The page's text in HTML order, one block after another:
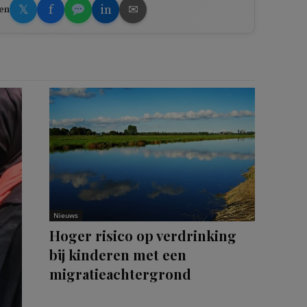
𝕏 f in ✉
Nieuws
Hoger risico op verdrinking
bij kinderen met een
migratieachtergrond